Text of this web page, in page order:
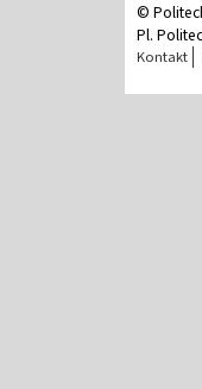
©
Pl.
Kontakt